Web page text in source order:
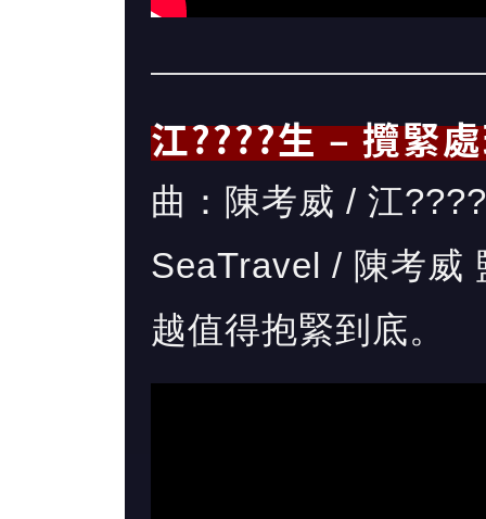
江????生 – 攬緊
曲：陳考威 / 江
SeaTravel / 陳考威
越值得抱緊到底。